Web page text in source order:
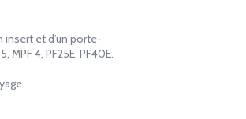
insert et d’un porte-
MPF 4, PF25E, PF40E.